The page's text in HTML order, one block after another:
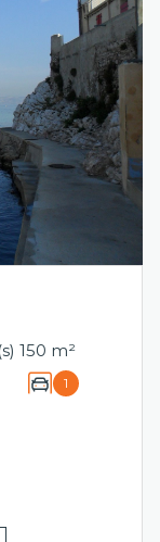
Maison 6 pièce(s) 3 chambre(s) 150 m²
1